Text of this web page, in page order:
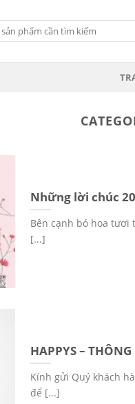
Những lời chúc
Bên cạnh bó hoa
[...]
HAPPYS –
Kính gửi Quý khách
để [...]